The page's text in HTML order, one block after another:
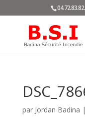
par Jordan Badina |